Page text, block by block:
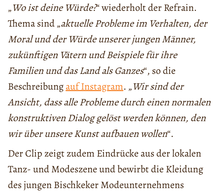
„Wo ist deine Würde?“ wiederholt der Refrain.
Thema sind „aktuelle Probleme im Verhalten, der
Moral und der Würde unserer jungen Männer,
zukünftigen Vätern und Beispiele für ihre
Familien und das Land als Ganzes“, so die
Beschreibungauf Instagram. „Wir sind der
Ansicht, dass alle Probleme durch einen normalen
konstruktiven Dialog gelöst werden können, den
wir über unsere Kunst aufbauen wollen“.
Der Clip zeigt zudem Eindrücke aus der lokalen
Tanz- und Modeszene und bewirbt die Kleidung
des jungen Bischkeker Modeunternehmens